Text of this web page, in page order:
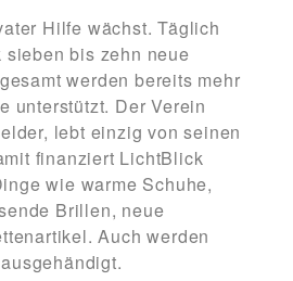
Hilfe wächst. Täglich
bis zehn neue
werden bereits mehr
unterstützt. Der Verein
lebt einzig von seinen
finanziert LichtBlick
wie warme Schuhe,
Brillen, neue
Auch werden